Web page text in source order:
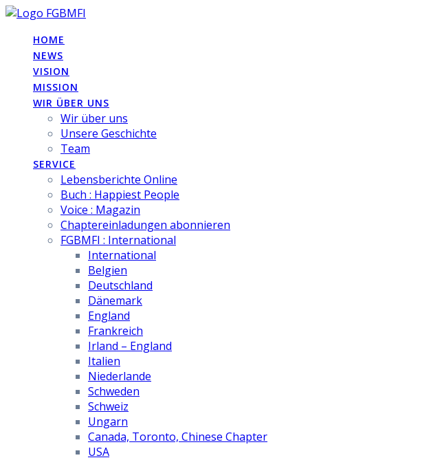
Skip
contentHOME
NEWS
VISION
MISSION
WIR ÜBER UNS
Wir über uns
Unsere Geschichte
Team
SERVICE
Lebensberichte Online
Buch : Happiest People
Voice : Magazin
Chaptereinladungen abonnieren
FGBMFI : International
International
Belgien
Deutschland
Dänemark
England
Frankreich
Irland – England
Italien
Niederlande
Schweden
Schweiz
Ungarn
Canada, Toronto, Chinese Chapter
USA